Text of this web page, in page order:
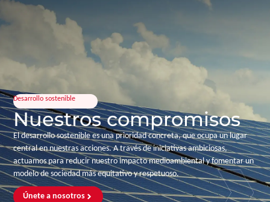
Desarrollo sostenible
Nuestros compromisos
El desarrollo sostenible es una prioridad concreta, que ocupa un lugar
central en nuestras acciones. A través de iniciativas ambiciosas,
actuamos para reducir nuestro impacto medioambiental y fomentar un
modelo de sociedad más equitativo y respetuoso.
Únete a nosotros